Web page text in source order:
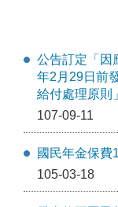
公告訂定「因
年2月29日前
給付處理原則」
107-09-11
國民年金保費
105-03-18